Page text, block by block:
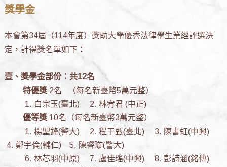
獎學金
本會第34屆（114年度）獎助大學優秀法律學生業經評選決
定，計得獎名單如下：
壹、獎學金部份：共12名
特優獎 2名 （每名新臺幣5萬元整）
1. 白宗玉(臺北) 2. 林宥君 (中正)
優等獎 10名（每名新臺幣3萬元整）
1. 楊聖鋒(警大) 2. 程于甄(臺北) 3. 陳書虹(中興)
4. 鄭宇倫(輔仁) 5. 陳睿璇(警大)
6. 林芯羽(中原) 7. 盧佳瑤(中興) 8. 彭詩涵(銘傳)